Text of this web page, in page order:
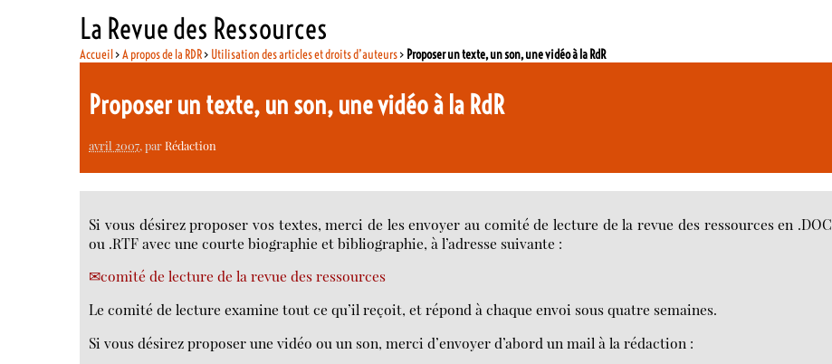
La Revue des Ressources
Accueil>A propos de la RDR> Utilisation des articles et droits d’auteurs> Proposer un texte, un son, une vidéo à la RdR
Proposer un texte, un son, une vidéo à la RdR
avril 2007, parRédaction
Si vous désirez proposer vos textes, merci de les envoyer au comité de lecture de la revue des ressources en .DOC
ou .RTF avec une courte biographie et bibliographie, à l’adresse suivante :
comité de lecture de la revue des ressources
Le comité de lecture examine tout ce qu’il reçoit, et répond à chaque envoi sous quatre semaines.
Si vous désirez proposer une vidéo ou un son, merci d’envoyer d’abord un mail à la rédaction :